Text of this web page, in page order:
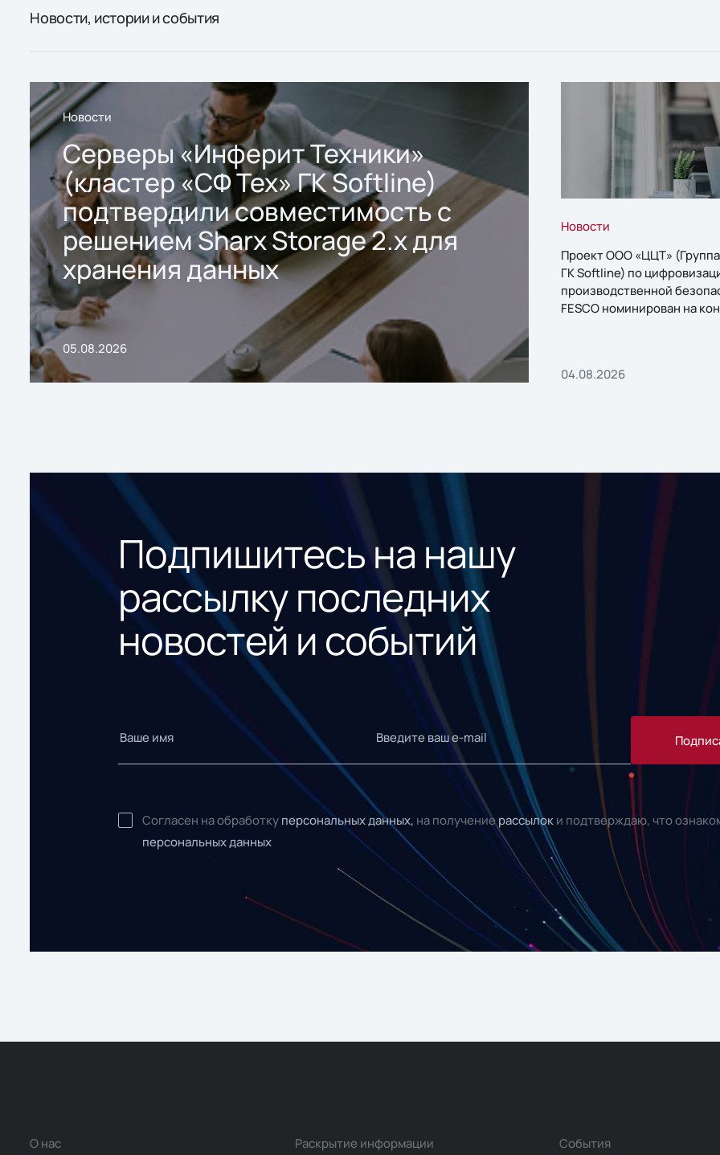
Новости, истории и события
Новости
Серверы «Инферит Техники»
(кластер «СФ Тех» ГК Softline)
подтвердили совместимость с
решением Sharx Storage 2.x для
хранения данных
05.08.2026
Новости
Проект ООО «ЦЦТ»
ГК Softline) по
производственной
FESCO номинирован на
04.08.2026
Подпишитесь на нашу
рассылку последних
новостей и событий
Согласен на обработку персональных данных, на получениерассылок и подтверждаю, что
персональных данных
О нас Раскрытие информации События